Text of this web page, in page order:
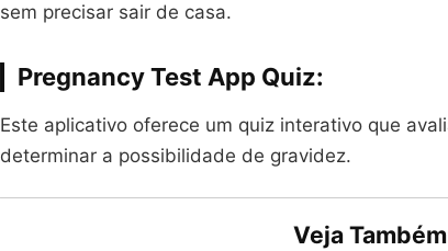
sem precisar sair de casa.
Pregnancy Test App Quiz:
Este aplicativo oferece um quiz interativo que
determinar a possibilidade de gravidez.
Veja